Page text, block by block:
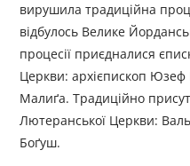
вирушила традиційна
відбулось Велике
процесії приєдналися
Церкви: архієпископ
Малиґа. Традиційно
Лютеранської Церкви:
Боґуш.